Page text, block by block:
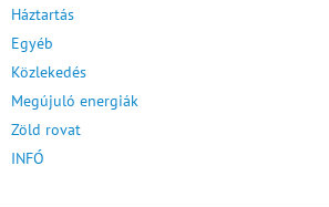
Háztartás
Egyéb
Közlekedés
Megújuló energiák
Zöld rovat
INFÓ